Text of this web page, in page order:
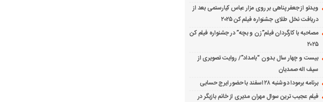
ویدئو از جعفر پناهی بر روی مزار عباس کیارستمی بعد از
دریافت نخل طلای جشنواره فیلم کن ۲۰۲۵
مصاحبه با کارگردان فیلم”زن و بچه” در جشنواره فیلم کن
۲۰۲۵
بیست و چهار سال بدون “بامداد”/ روایت تصویری از
سیف اله صمدیان
برنامه برمودا دوشنبه ۲۸ اسفند با حضور ایرج حسابی
فیلم عجیب ترین سوال مهران مدیری از خانم بازیگر در